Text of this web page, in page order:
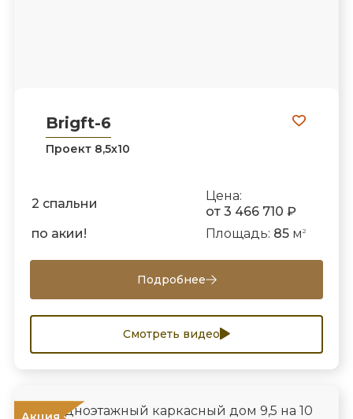
Brigft-6
Проект 8,5х10
2 спальни
Цена:
от 3 466 710 ₽
по акии!
Площадь: 85м 2
Подробнее
Смотреть видео